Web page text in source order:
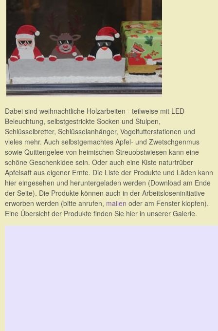
Dabei sind weihnachtliche Holzarbeiten - teilweise mit LED
Beleuchtung, selbstgestrickte Socken und Stulpen,
Schlüsselbretter, Schlüsselanhänger, Vogelfutterstationen und
vieles mehr. Auch selbstgemachtes Apfel- und Zwetschgenmus
sowie Quittengelee von heimischen Streuobstwiesen kann eine
schöne Geschenkidee sein. Oder auch eine Kiste naturtrüber
Apfelsaft aus eigener Ernte. Die Liste der Produkte und Läden kann
hier eingesehen und heruntergeladen werden (Download am Ende
der Seite). Die Produkte können auch in der Arbeitsloseninitiative
erworben werden (bitte anrufen, mailen oder am Fenster klopfen).
Eine Übersicht der Produkte finden Sie hier in unserer Galerie.